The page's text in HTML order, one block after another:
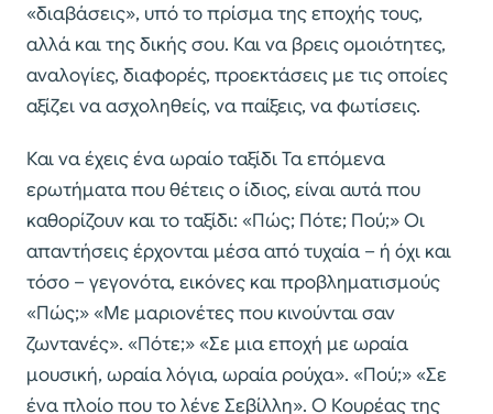
«διαβάσεις», υπό το πρίσµα της εποχής τους,
αλλά και της δικής σου. Και να βρεις οµοιότητες,
αναλογίες, διαφορές, προεκτάσεις µε τις οποίες
αξίζει να ασχοληθείς, να παίξεις, να φωτίσεις.
Και να έχεις ένα ωραίο ταξίδι Τα επόµενα
ερωτήµατα που θέτεις ο ίδιος, είναι αυτά που
καθορίζουν και το ταξίδι: «Πώς; Πότε; Πού;» Οι
απαντήσεις έρχονται µέσα από τυχαία – ή όχι και
τόσο – γεγονότα, εικόνες και προβληµατισµούς
«Πώς;» «Με µαριονέτες που κινούνται σαν
ζωντανές». «Πότε;» «Σε µια εποχή µε ωραία
µουσική, ωραία λόγια, ωραία ρούχα». «Πού;» «Σε
ένα πλοίο που το λένε Σεβίλλη». Ο Κουρέας της